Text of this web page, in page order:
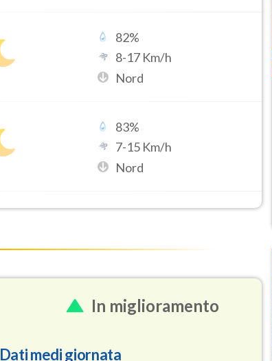
82%
8-17 Km/h
Nord
83%
7-15 Km/h
Nord
In miglioramento
Dati medi giornata